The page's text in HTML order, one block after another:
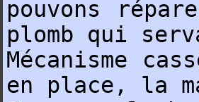
pouvons
plomb qui
Mécanisme
en place, la